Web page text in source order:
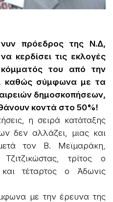
πρόεδρος της Ν.Δ,
κερδίσει τις εκλογές
του από την
καθώς σύμφωνα με τα
δημοσκοπήσεων,
κοντά στο 50%!
η σειρά κατάταξης
δεν αλλάζει, μιας και
τον Β. Μεϊμαράκη,
τρίτος ο
τέταρτος ο Άδωνις
με την έρευνα της